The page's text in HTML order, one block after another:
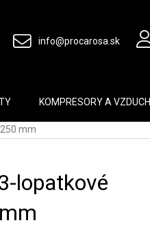
info@procarosa.sk
KOMPRESORY A VZDUCH
mm
lopatkové